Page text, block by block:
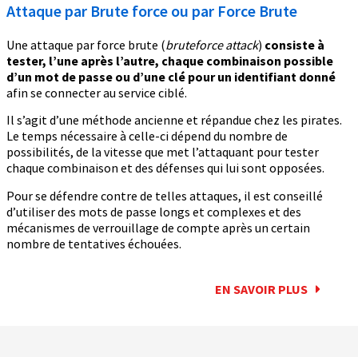
Attaque par Brute force ou par Force Brute
Une attaque par force brute (bruteforce attack) consiste à
tester, l’une après l’autre, chaque combinaison possible
d’un mot de passe ou d’une clé pour un identifiant donné
afin se connecter au service ciblé.
Il s’agit d’une méthode ancienne et répandue chez les pirates.
Le temps nécessaire à celle-ci dépend du nombre de
possibilités, de la vitesse que met l’attaquant pour tester
chaque combinaison et des défenses qui lui sont opposées.
Pour se défendre contre de telles attaques, il est conseillé
d’utiliser des mots de passe longs et complexes et des
mécanismes de verrouillage de compte après un certain
nombre de tentatives échouées.
EN SAVOIR PLUS